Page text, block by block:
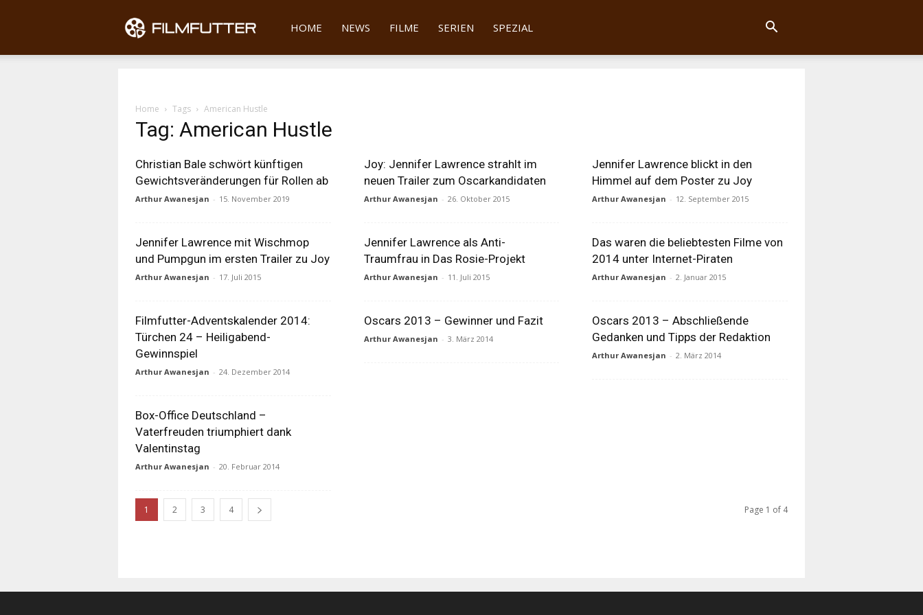
Filmfutter
HOME NEWS FILME SERIEN SPEZIAL
Home Tags American Hustle
Tag: American Hustle
Christian Bale schwört künftigen
Gewichtsveränderungen für Rollen ab
Arthur Awanesjan - 15. November 2019
Joy: Jennifer Lawrence strahlt im
neuen Trailer zum Oscarkandidaten
Arthur Awanesjan - 26. Oktober 2015
Jennifer Lawrence blickt in den
Himmel auf dem Poster zu Joy
Arthur Awanesjan - 12. September 2015
Jennifer Lawrence mit Wischmop
und Pumpgun im ersten Trailer zu Joy
Arthur Awanesjan - 17. Juli 2015
Jennifer Lawrence als Anti-
Traumfrau in Das Rosie-Projekt
Arthur Awanesjan - 11. Juli 2015
Das waren die beliebtesten Filme von
2014 unter Internet-Piraten
Arthur Awanesjan - 2. Januar 2015
Filmfutter-Adventskalender 2014:
Türchen 24 – Heiligabend-
Gewinnspiel
Arthur Awanesjan - 24. Dezember 2014
Oscars 2013 – Gewinner und Fazit
Arthur Awanesjan - 3. März 2014
Oscars 2013 – Abschließende
Gedanken und Tipps der Redaktion
Arthur Awanesjan - 2. März 2014
Box-Office Deutschland –
Vaterfreuden triumphiert dank
Valentinstag
Arthur Awanesjan - 20. Februar 2014
1 2 3 4 Page 1 of 4